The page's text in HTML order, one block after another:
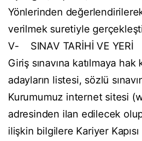
Yönlerinden
verilmek suretiyle
V- SINAV TARİHİ VE YERİ
Giriş sınavına katılmaya hak
adayların listesi, sözlü
Kurumumuz internet sitesi
adresinden ilan edilecek
ilişkin bilgilere Kariyer Kapısı